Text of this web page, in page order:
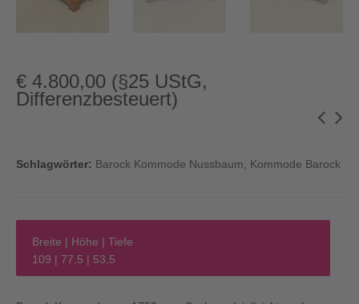
€ 4.800,00 (§25 UStG,
Differenzbesteuert)
Schlagwörter: Barock Kommode Nussbaum Kommode Barock
Breite | Höhe | Tiefe
109 | 77,5 | 53,5